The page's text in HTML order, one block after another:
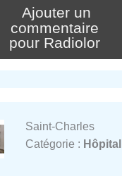
Ajouter un
commentaire
pour Radiolor
Saint-Charles
Catégorie : Hôpital